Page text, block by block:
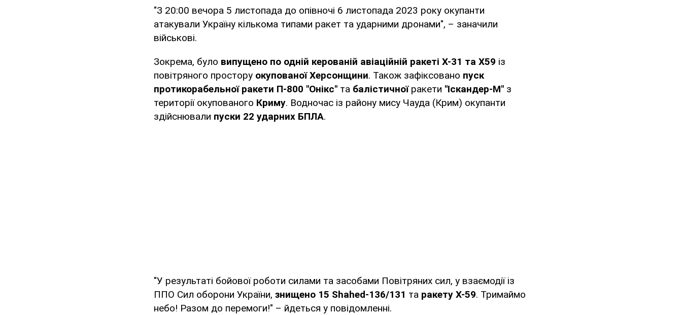
"З 20:00 вечора 5 листопада до опівночі 6 листопада 2023 року окупанти
атакували Україну кількома типами ракет та ударними дронами", – заначили
військові.
Зокрема, було випущено по одній керованій авіаційній ракеті Х-31 та Х59 із
повітряного простору окупованої Херсонщини. Також зафіксовано пуск
протикорабельної ракети П-800 "Онікс" та балістичної ракети "Іскандер-М" з
території окупованого Криму. Водночас із району мису Чауда (Крим) окупанти
здійснювали пуски 22 ударних БПЛА.
"У результаті бойової роботи силами та засобами Повітряних сил, у взаємодії із
ППО Сил оборони України, знищено 15 Shahed-136/131 та ракету Х-59. Тримаймо
небо! Разом до перемоги!" – йдеться у повідомленні.